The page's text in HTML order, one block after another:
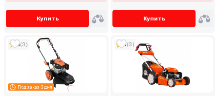
Купить Купить
Под заказ 3 дня
5(3) 5(3)